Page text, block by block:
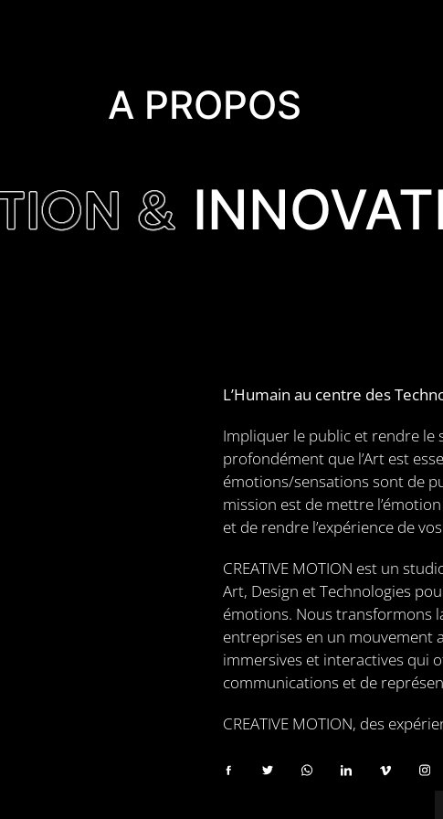
A PROPOS
&
L’Humain au centre des
Impliquer le public et rendre le
profondément que l’Art est
émotions/sensations sont de
mission est de mettre
et de rendre l’expérience de
CREATIVE MOTION est un
Art, Design et Technologies
émotions. Nous transformons
entreprises en un mouvement
immersives et interactives qui
communications et de
CREATIVE MOTION, des